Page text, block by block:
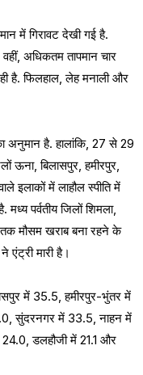
में गिरावट देखी गई है.
अधिकतम तापमान चार
है. फिलहाल, लेह मनाली और
अनुमान है. हालांकि, 27 से 29
ऊना, बिलासपुर, हमीरपुर,
इलाकों में लाहौल स्पीति में
पर्वतीय जिलों शिमला,
मौसम खराब बना रहने के
मारी है।
में 35.5, हमीरपुर-भुंतर में
सुंदरनगर में 33.5, नाहन में
डलहौजी में 21.1 और